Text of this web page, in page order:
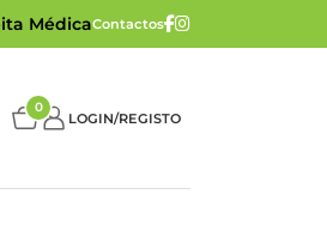
MédicaContactos
0
LOGIN/REGISTO